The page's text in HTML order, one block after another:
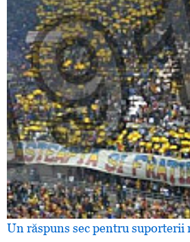
Un răspuns sec pentru suporterii